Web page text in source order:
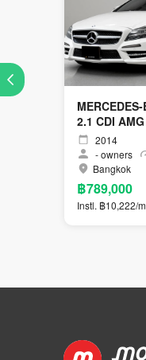
MERCEDES-
2.1 CDI AMG
2014
-owners
Bangkok
฿789,000
Instl. ฿10,222/